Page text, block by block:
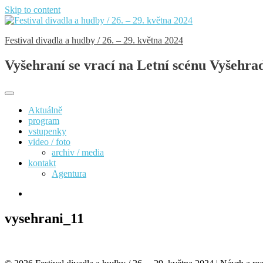
Skip to content
Festival divadla a hudby / 26. – 29. května 2024
Vyšehraní se vrací na Letní scénu
Aktuálně
program
vstupenky
video / foto
archiv / media
kontakt
Agentura
vysehrani_11